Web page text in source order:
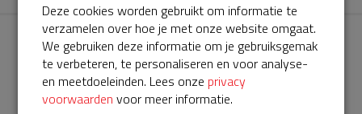
Deze cookies worden gebruikt om informatie te
verzamelen over hoe je met onze website omgaat.
We gebruiken deze informatie om je gebruiksgemak
te verbeteren, te personaliseren en voor analyse-
en meetdoeleinden. Lees onze privacy
voorwaarden voor meer informatie.